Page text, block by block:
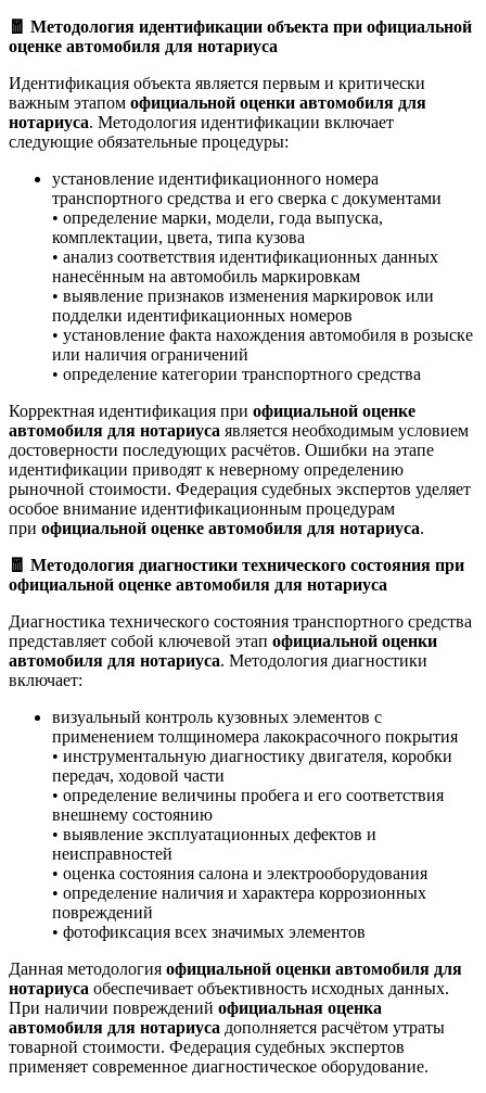
🧧 Методология идентификации объекта при официальной
оценке автомобиля для нотариуса
Идентификация объекта является первым и критически
важным этапом официальной оценки автомобиля для
нотариуса. Методология идентификации включает
следующие обязательные процедуры:
установление идентификационного номера
транспортного средства и его сверка с документами
• определение марки, модели, года выпуска,
комплектации, цвета, типа кузова
• анализ соответствия идентификационных данных
нанесённым на автомобиль маркировкам
• выявление признаков изменения маркировок или
подделки идентификационных номеров
• установление факта нахождения автомобиля в розыске
или наличия ограничений
• определение категории транспортного средства
Корректная идентификация при официальной оценке
автомобиля для нотариуса является необходимым условием
достоверности последующих расчётов. Ошибки на этапе
идентификации приводят к неверному определению
рыночной стоимости. Федерация судебных экспертов уделяет
особое внимание идентификационным процедурам
при официальной оценке автомобиля для нотариуса.
🧧 Методология диагностики технического состояния при
официальной оценке автомобиля для нотариуса
Диагностика технического состояния транспортного средства
представляет собой ключевой этап официальной оценки
автомобиля для нотариуса. Методология диагностики
включает:
визуальный контроль кузовных элементов с
применением толщиномера лакокрасочного покрытия
• инструментальную диагностику двигателя, коробки
передач, ходовой части
• определение величины пробега и его соответствия
внешнему состоянию
• выявление эксплуатационных дефектов и
неисправностей
• оценка состояния салона и электрооборудования
• определение наличия и характера коррозионных
повреждений
• фотофиксация всех значимых элементов
Данная методология официальной оценки автомобиля для
нотариуса обеспечивает объективность исходных данных.
При наличии повреждений официальная оценка
автомобиля для нотариуса дополняется расчётом утраты
товарной стоимости. Федерация судебных экспертов
применяет современное диагностическое оборудование.